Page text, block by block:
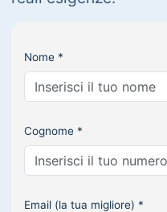
Nome *
Cognome *
Email (la tua migliore) *